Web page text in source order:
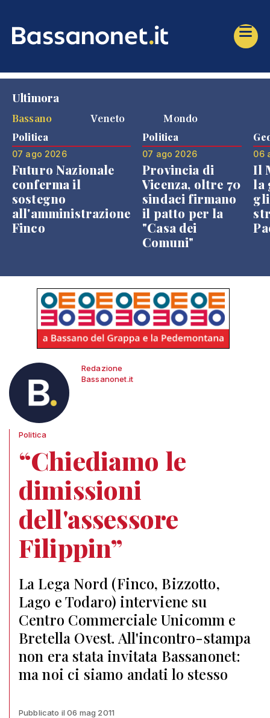
Ultimora
Bassano
Veneto Mondo
Politica
07 ago 2026
Futuro Nazionale
conferma il
sostegno
all'amministrazione
Finco
Politica
07 ago 2026
Provincia di
Vicenza, oltre 70
sindaci firmano
il patto per la
"Casa dei
Comuni"
06
Il
la
Redazione
Bassanonet.it
Politica
“Chiediamo le
dimissioni
dell'assessore
Filippin”
La Lega Nord (Finco, Bizzotto,
Lago e Todaro) interviene su
Centro Commerciale Unicomm e
Bretella Ovest. All'incontro-stampa
non era stata invitata Bassanonet:
ma noi ci siamo andati lo stesso
Pubblicato il 06 mag 2011